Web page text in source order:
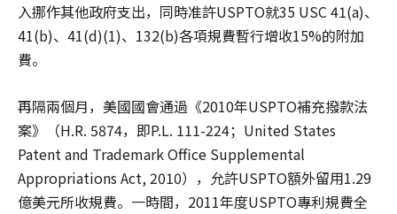
入挪作其他政府支出，同時准許USPTO就35 USC 41(a)、
41(b)、41(d)(1)、132(b)各項規費暫行增收15%的附加
費。
再隔兩個月，美國國會通過《2010年USPTO補充撥款法
案》（H.R. 5874，即P.L. 111-224；United States
Patent and Trademark Office Supplemental
Appropriations Act, 2010），允許USPTO額外留用1.29
億美元所收規費。一時間，2011年度USPTO專利規費全